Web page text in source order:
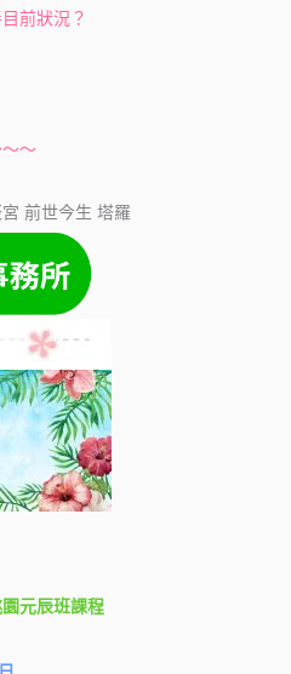
前狀況？
～
元辰班課程